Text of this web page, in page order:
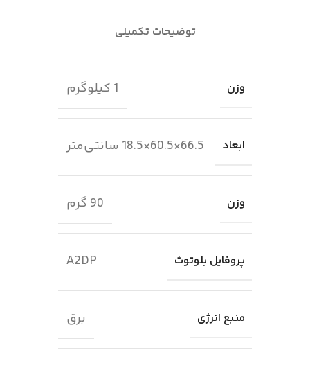
توضیحات تکمیلی
وزن 1 کیلوگرم
ابعاد 66.5×60.5×18.5 سانتی‌متر
وزن 90 گرم
پروفایل بلوتوث A2DP
منبع انرژی برق